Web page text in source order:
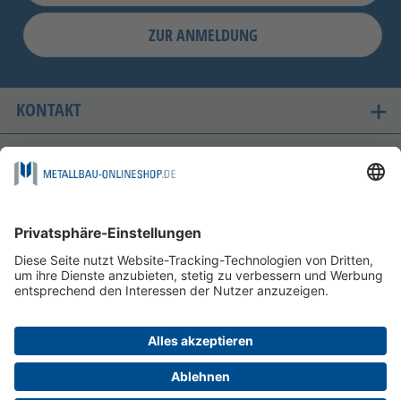
ZUR ANMELDUNG
KONTAKT
UNSERE LIEFERLÄNDER
FOLGEN SIE UNS AUF
ZAHLUNGSMÖGLICHKEITEN
HILFE & SERVICE